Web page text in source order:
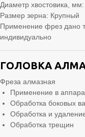
Диаметр хвостовика,
Размер зерна: Крупный
Применение фрез дано
индивидуально
ГОЛОВКА
Фреза алмазная
Применение в
Обработка боковых
Обработка и
Обработка трещин